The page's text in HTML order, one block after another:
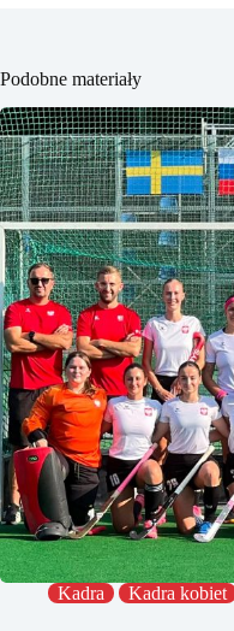
Podobne materiały
Kadra Kadra kobiet